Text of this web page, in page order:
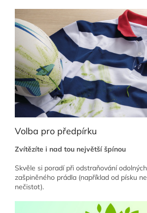
Volba pro předpírku
Zvítězíte i nad tou největší špínou
Skvěle si poradí při odstraňování
zašpiněného prádla (například od písku
nečistot).